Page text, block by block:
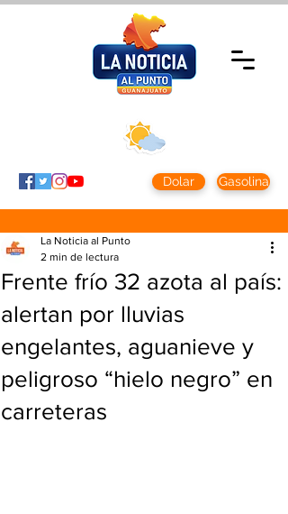
Dolar Gasolina
Frente frío 32 azota al país:
alertan por lluvias
engelantes, aguanieve y
peligroso “hielo negro” en
carreteras
La Noticia al Punto
2 min de lectura